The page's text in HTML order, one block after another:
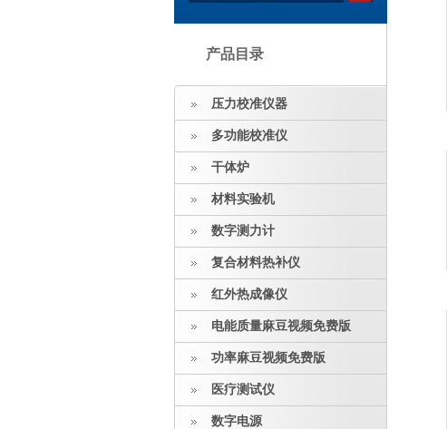
产品目录
压力校准仪器
多功能校准仪
干体炉
材料实验机
数字测力计
复合材料热补仪
红外热成像仪
电能质量麻豆视频免费版
功率麻豆视频免费版
医疗测试仪
数字电源